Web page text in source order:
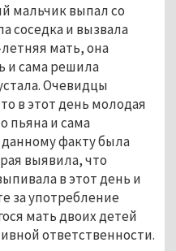
мальчик выпал со
соседка и вызвала
мать, она
и сама решила
Очевидцы
в этот день молодая
пьяна и сама
факту была
выявила, что
в этот день и
за употребление
мать двоих детей
ответственности.